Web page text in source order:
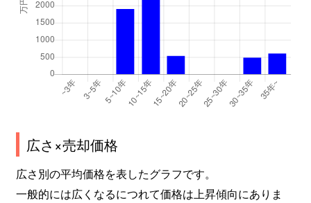
広さ×売却価格
広さ別の平均価格を表したグラフです。
一般的には広くなるにつれて価格は上昇傾向にありま